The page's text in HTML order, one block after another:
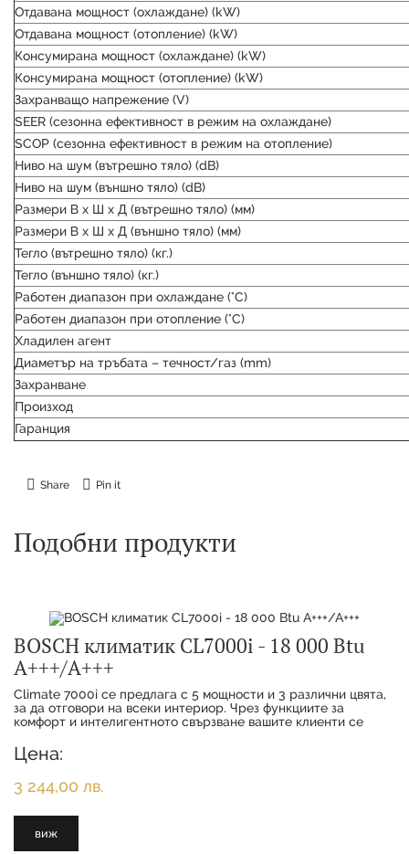
Отдавана мощност (охлаждане) (kW)
Отдавана мощност (отопление) (kW)
Консумирана мощност (охлаждане) (kW)
Консумирана мощност (отопление) (kW)
Захранващо напрежение (V)
SEER (сезонна ефективност в режим на охлаждане)
SCOP (сезонна ефективност в режим на отопление)
Ниво на шум (вътрешно тяло) (dB)
Ниво на шум (външно тяло) (dB)
Размери В х Ш х Д (вътрешно тяло) (мм)
Размери В х Ш х Д (външно тяло) (мм)
Тегло (вътрешно тяло) (кг.)
Тегло (външно тяло) (кг.)
Работен диапазон при охлаждане (°C)
Работен диапазон при отопление (°C)
Хладилен агент
Диаметър на тръбата – течност/газ (mm)
Захранване
Произход
Гаранция
Share Pin it
Подобни продукти
BOSCH климатик CL7000i - 18 000 Btu
А+++/А+++
Climate 7000i се предлага с 5 мощности и 3 различни цвята,
за да отговори на всеки интериор. Чрез функциите за
комфорт и интелигентното свързване вашите клиенти се
Цена:
3 244,00 лв.
виж